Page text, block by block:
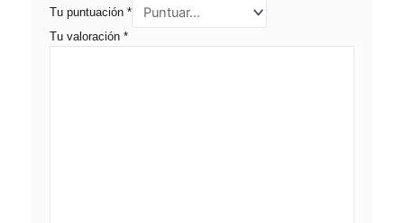
Tu puntuación *
Tu valoración *